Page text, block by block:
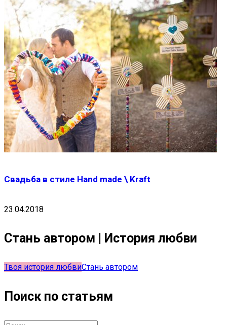
Свадьба в стиле Hand made \ Kraft
23.04.2018
Стань автором | История любви
Твоя история любвиСтань автором
Поиск по статьям